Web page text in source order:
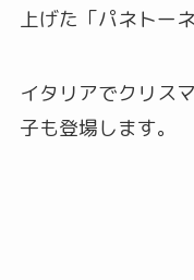
上げた「パネトーネ
イタリアでクリス
子も登場します。